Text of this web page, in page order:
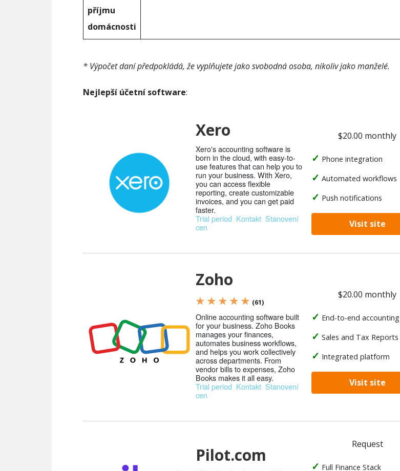
příjmu
domácnosti
* Výpočet daní předpokládá, že vyplňujete jako svobodná osoba, nikoliv jako manželé.
Nejlepší účetní software:
Xero
Xero's accounting software is
born in the cloud, with easy-to-
use features that can help you to
run your business. With Xero,
you can access flexible
reporting, create customizable
invoices, and you can get paid
faster.
Trial period Kontakt Stanovení
cen
$20.00 monthly
Phone integration
Automated workflows
Push notifications
Visit site
Zoho
★ ★ ★ ★ ★ (61)
Online accounting software built
for your business. Zoho Books
manages your finances,
automates business workflows,
and helps you work collectively
across departments. From
vendor bills to expenses, Zoho
Books makes it all easy.
Trial period Kontakt Stanovení
cen
$20.00 monthly
End-to-end accounting
Sales and Tax Reports
Integrated platform
Visit site
Pilot.com
Request
Full Finance Stack